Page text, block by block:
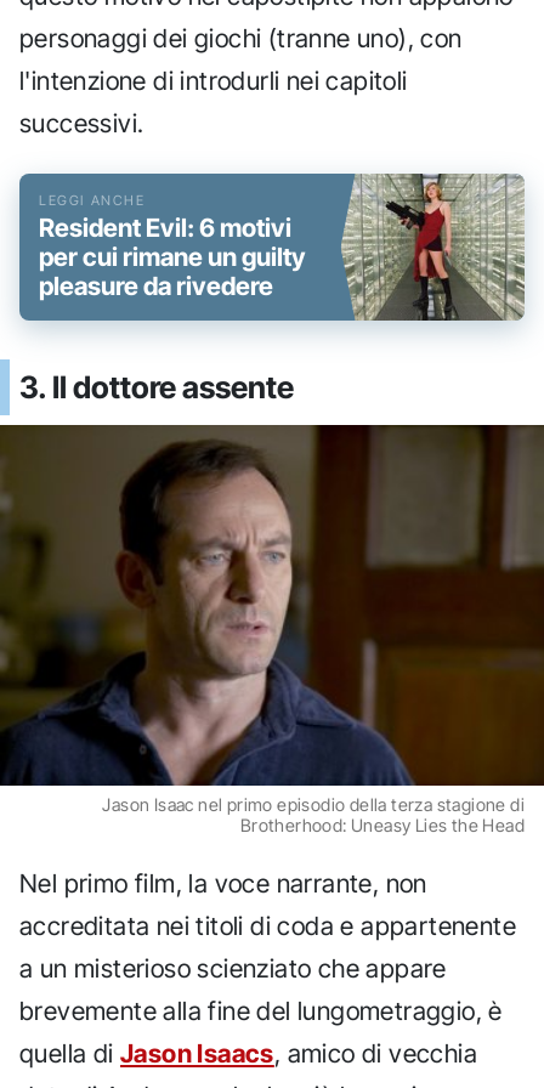
personaggi dei giochi (tranne uno), con
l'intenzione di introdurli nei capitoli
successivi.
Resident Evil: 6 motivi
per cui rimane un guilty
pleasure da rivedere
3. Il dottore assente
Jason Isaac nel primo episodio della terza stagione di
Brotherhood: Uneasy Lies the Head
Nel primo film, la voce narrante, non
accreditata nei titoli di coda e appartenente
a un misterioso scienziato che appare
brevemente alla fine del lungometraggio, è
quella diJason Isaacs, amico di vecchia